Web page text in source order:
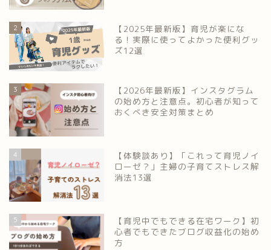
2
【2025年最新版】育児が楽にな
る！実際に使ってよかった便利グッ
ズ12選
3
【2026年最新版】インスタグラム
の始め方と注意点。初心者が知って
おくべき安全対策まとめ
4
【体験談あり】「これって育児ノイ
ローゼ？」主婦の子育てストレス解
消法13選
5
【育児中でもできる在宅ワーク】初
心者でもできたブログ収益化の始め
方